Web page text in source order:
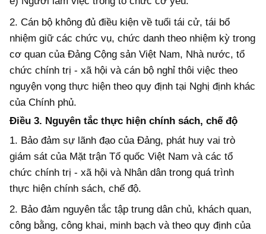
2. Cán bộ không đủ điều kiện về tuổi tái cử, tái bổ
nhiệm giữ các chức vụ, chức danh theo nhiệm kỳ trong
cơ quan của Đảng Cộng sản Việt Nam, Nhà nước, tổ
chức chính trị - xã hội và cán bộ nghỉ thôi việc theo
nguyện vọng thực hiện theo quy định tại Nghị định khác
của Chính phủ.
Điều 3. Nguyên tắc thực hiện chính sách, chế độ
1. Bảo đảm sự lãnh đạo của Đảng, phát huy vai trò
giám sát của Mặt trận Tổ quốc Việt Nam và các tổ
chức chính trị - xã hội và Nhân dân trong quá trình
thực hiện chính sách, chế độ.
2. Bảo đảm nguyên tắc tập trung dân chủ, khách quan,
công bằng, công khai, minh bạch và theo quy định của